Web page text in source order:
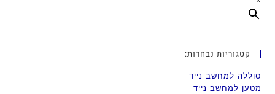
קטגוריות נבחרות:
סוללה למחשב נייד
מטען למחשב נייד